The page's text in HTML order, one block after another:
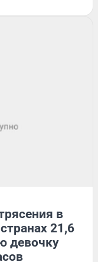
в
21,6
девочку